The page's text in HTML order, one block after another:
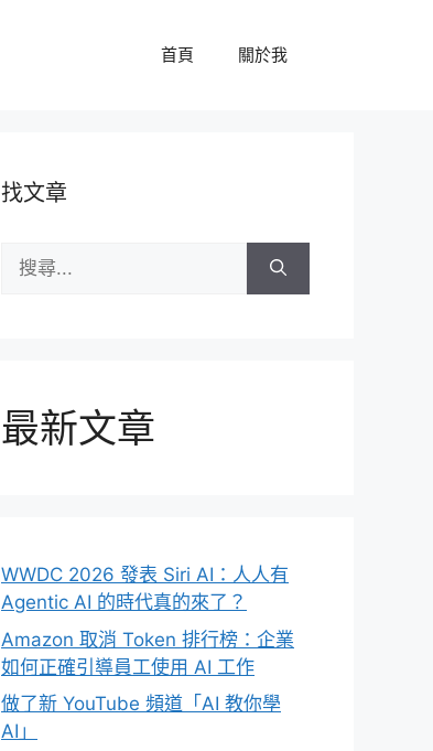
首頁 關於我
找文章
尋:
最新文章
WWDC 2026 發表 Siri AI：人人有
Agentic AI 的時代真的來了？
Amazon 取消 Token 排行榜：企業
如何正確引導員工使用 AI 工作
做了新 YouTube 頻道「AI 教你學
AI」